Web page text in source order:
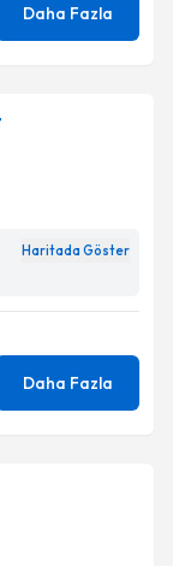
Daha Fazla
Haritada Göster
Daha Fazla